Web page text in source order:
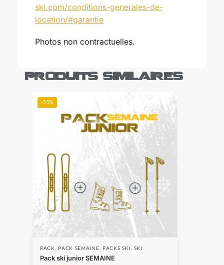
ski.com/conditions-generales-de-
location/#garantie
Photos non contractuelles.
Produits similaires
-35%
PACK, PACK SEMAINE, PACKS SKI, SKI
Pack ski junior SEMAINE